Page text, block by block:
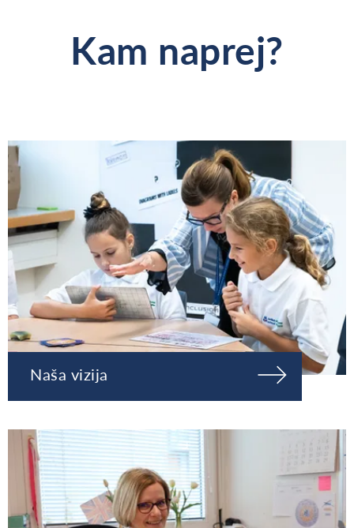
Kam naprej?
Naša vizija